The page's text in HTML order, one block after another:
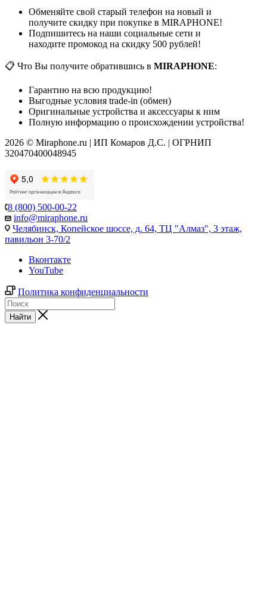
Обменяйте свой старый телефон на новый и
получите скидку при покупке в MIRAPHONE!
Подпишитесь на наши социальные сети и
находите промокод на скидку 500 рублей!
📋 Что Вы получите обратившись в MIRAPHONE:
Гарантию на всю продукцию!
Выгодные условия trade-in (обмен)
Оригинальные устройства и аксессуары к ним
Полную информацию о происхождении устройства!
2026 © Miraphone.ru | ИП Комаров Д.С. | ОГРНИП
320470400048945
8 (800) 500-00-22
info@miraphone.ru
Челябинск, Копейское шоссе, д. 64, ТЦ "Алмаз", 3 этаж,
павильон 3-70/2
Вконтакте
YouTube
Политика конфиденциальности
Найти